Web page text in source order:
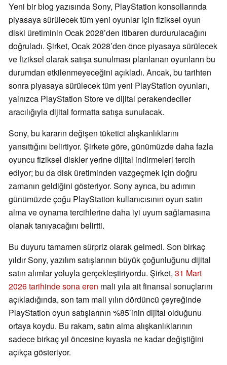
Yeni bir blog yazısında Sony, PlayStation konsollarında
piyasaya sürülecek tüm yeni oyunlar için fiziksel oyun
diski üretiminin Ocak 2028’den itibaren durdurulacağını
doğruladı. Şirket, Ocak 2028’den önce piyasaya sürülecek
ve fiziksel olarak satışa sunulması planlanan oyunların bu
durumdan etkilenmeyeceğini açıkladı. Ancak, bu tarihten
sonra piyasaya sürülecek tüm yeni PlayStation oyunları,
yalnızca PlayStation Store ve dijital perakendeciler
aracılığıyla dijital formatta satışa sunulacak.
Sony, bu kararın değişen tüketici alışkanlıklarını
yansıttığını belirtiyor. Şirkete göre, günümüzde daha fazla
oyuncu fiziksel diskler yerine dijital indirmeleri tercih
ediyor; bu da disk üretiminden vazgeçmek için doğru
zamanın geldiğini gösteriyor. Sony ayrıca, bu adımın
günümüzde çoğu PlayStation kullanıcısının oyun satın
alma ve oynama tercihlerine daha iyi uyum sağlamasına
olanak tanıyacağını belirtti.
Bu duyuru tamamen sürpriz olarak gelmedi. Son birkaç
yıldır Sony, yazılım satışlarının büyük çoğunluğunu dijital
satın alımlar yoluyla gerçekleştiriyordu. Şirket, 31 Mart
2026 tarihinde sona eren mali yıla ait finansal sonuçlarını
açıkladığında, son tam mali yılın dördüncü çeyreğinde
PlayStation oyun satışlarının %85’inin dijital olduğunu
ortaya koydu. Bu rakam, satın alma alışkanlıklarının
sadece birkaç yıl öncesine kıyasla ne kadar değiştiğini
açıkça gösteriyor.